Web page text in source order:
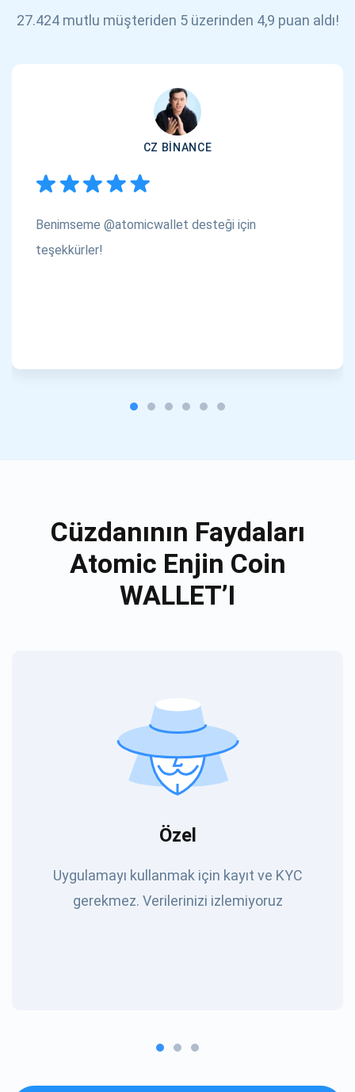
27.424 mutlu müşteriden 5 üzerinden 4,9 puan aldı!
CZ BINANCE
Benimseme @atomicwallet desteği için
teşekkürler!
Cüzdanının Faydaları
Atomic Enjin Coin
WALLET’I
Özel
Uygulamayı kullanmak için kayıt ve KYC
gerekmez. Verilerinizi izlemiyoruz